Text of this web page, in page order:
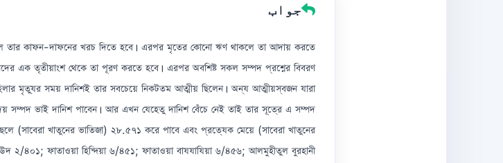
جواب
তার কাফন-দাফনের খরচ দিতে হবে। এরপর মৃতের কোনো ঋণ থাকলে তা আদায় করতে
এক তৃতীয়াংশ থেকে তা পূরণ করতে হবে। এরপর অবশিষ্ট সকল সম্পদ প্রশ্নের বিবরণ
মৃত্যুর সময় দানিশই তার সবচেয়ে নিকটতম আত্মীয় ছিলেন। অন্য আত্মীয়স্বজন যারা
সম্পদ ভাই দানিশ পাবেন। আর এখন যেহেতু দানিশ বেঁচে নেই তাই তার সূত্রে এ সম্পদ
(সাবেরা খাতুনের ভাতিজা) ২৮.৫৭১ করে পাবে এবং প্রত্যেক মেয়ে (সাবেরা খাতুনের
২/৪০১; ফাতাওয়া হিন্দিয়া ৬/৪৫১; ফাতাওয়া বাযযাযিয়া ৬/৪৫৬; আলমুহীতুল বুরহানী